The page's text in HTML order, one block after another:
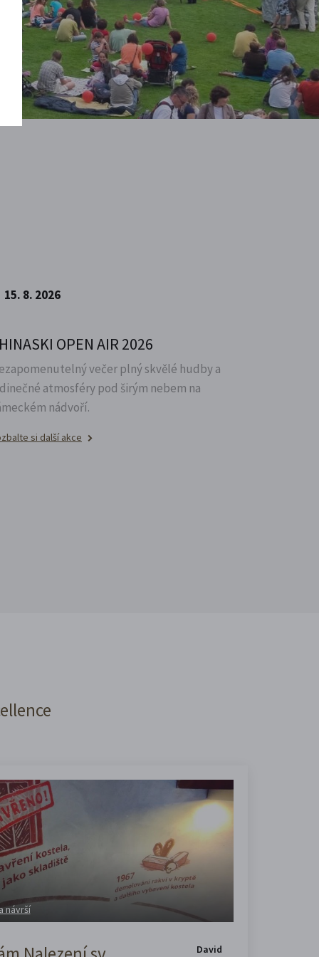
15. 8. 2026
OPEN AIR 2026
večer plný skvělé hudby a
atmosféry pod širým nebem na
nádvoří.
si další akce
návrší
David